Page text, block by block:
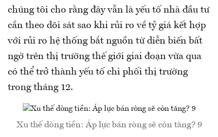
chúng tôi cho rằng đây vẫn là yếu tố nhà đầu tư
cần theo dõi sát sao khi rủi ro về tỷ giá kết hợp
với rủi ro hệ thống bắt nguồn từ diễn biến bất
ngờ trên thị trường thế giới giai đoạn vừa qua
có thể trở thành yếu tố chi phối thị trường
trong tháng 12.
Xu thế dòng tiền: Áp lực bán ròng sẽ còn tăng? 9